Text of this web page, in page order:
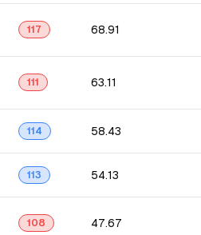
117 68.91
111 63.11
114 58.43
113 54.13
108 47.67